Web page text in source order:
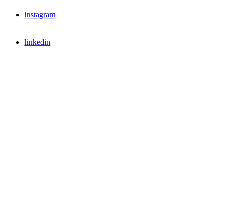
instagram
linkedin